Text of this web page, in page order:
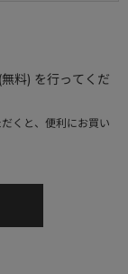
料) を行ってくだ
くと、便利にお買い